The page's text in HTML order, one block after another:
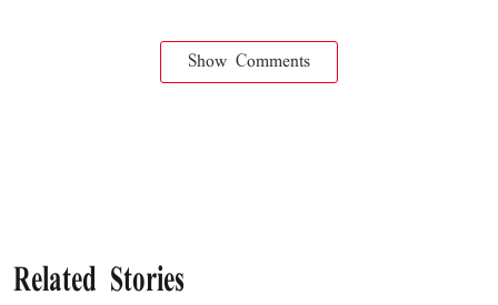
Show Comments
Related Stories